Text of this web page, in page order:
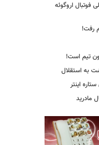
ملی فوتبال اروگوئه
رفت!
تیم است!
به استقلال
اینتر
مادرید